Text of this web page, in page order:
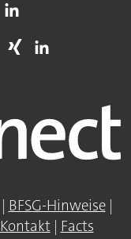
| BFSG-Hinweise|
Kontakt| Facts